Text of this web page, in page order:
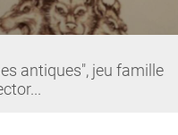
antiques", jeu famille